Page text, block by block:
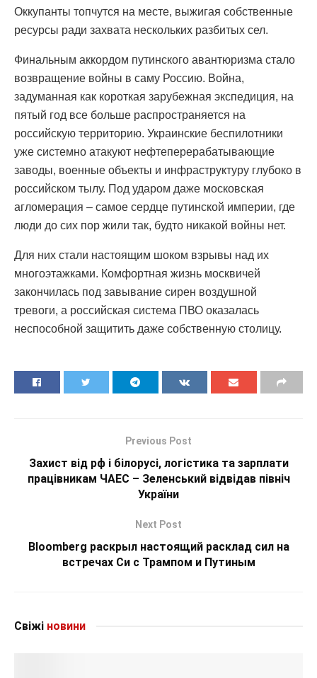
Оккупанты топчутся на месте, выжигая собственные
ресурсы ради захвата нескольких разбитых сел.
Финальным аккордом путинского авантюризма стало
возвращение войны в саму Россию. Война,
задуманная как короткая зарубежная экспедиция, на
пятый год все больше распространяется на
российскую территорию. Украинские беспилотники
уже системно атакуют нефтеперерабатывающие
заводы, военные объекты и инфраструктуру глубоко в
российском тылу. Под ударом даже московская
агломерация – самое сердце путинской империи, где
люди до сих пор жили так, будто никакой войны нет.
Для них стали настоящим шоком взрывы над их
многоэтажками. Комфортная жизнь москвичей
закончилась под завывание сирен воздушной
тревоги, а российская система ПВО оказалась
неспособной защитить даже собственную столицу.
Previous Post
Захист від рф і білорусі, логістика та зарплати
працівникам ЧАЕС – Зеленський відвідав північ
України
Next Post
Bloomberg раскрыл настоящий расклад сил на
встречах Си с Трампом и Путиным
Свіжі новини